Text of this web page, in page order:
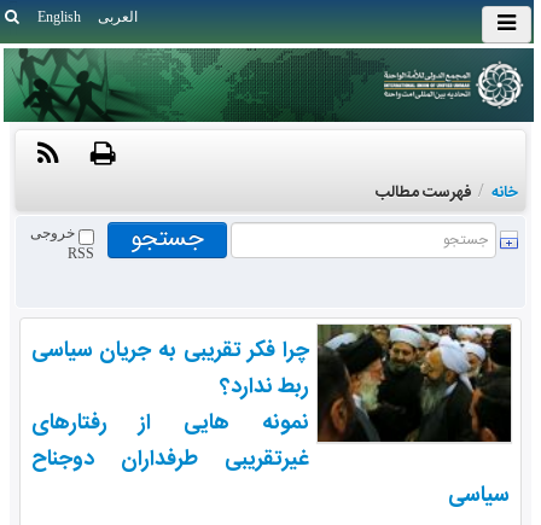
English العربی
خانه / فهرست مطالب
خروجی
RSS
چرا فکر تقریبی به جریان سیاسی
ربط ندارد؟
نمونه هایی از رفتارهای
غیرتقریبی طرفداران دوجناح
سیاسی